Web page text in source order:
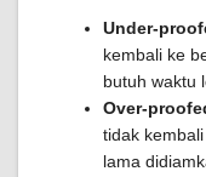
Under-
kembali ke
butuh waktu
Over-
tidak
lama